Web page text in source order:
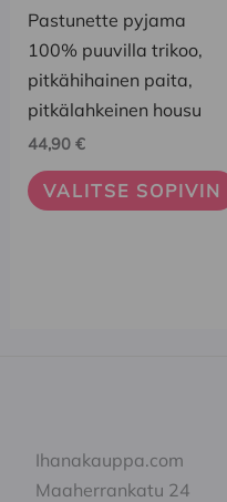
Pastunette pyjama
100% puuvilla trikoo,
pitkähihainen paita,
pitkälahkeinen housu
44,90 €
VALITSE SOPIVIN
on
useampi
muunnelma.
Voit
tehdä
valinnat
tuotteen
Ihanakauppa.com
Maaherrankatu 24